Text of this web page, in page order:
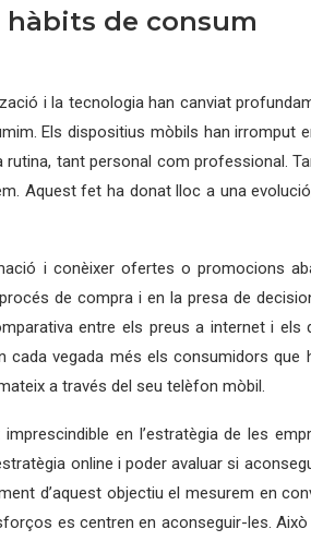
de consum
i la tecnologia han canviat
Els dispositius mòbils han irromput
tant personal com professional.
Aquest fet ha donat lloc a una
i conèixer ofertes o promocions
de compra i en la presa de
entre els preus a internet i els
cada vegada més els consumidors que
a través del seu telèfon mòbil.
en l’estratègia de les
online i poder avaluar si
d’aquest objectiu el mesurem en
es centren en aconseguir-les. Això